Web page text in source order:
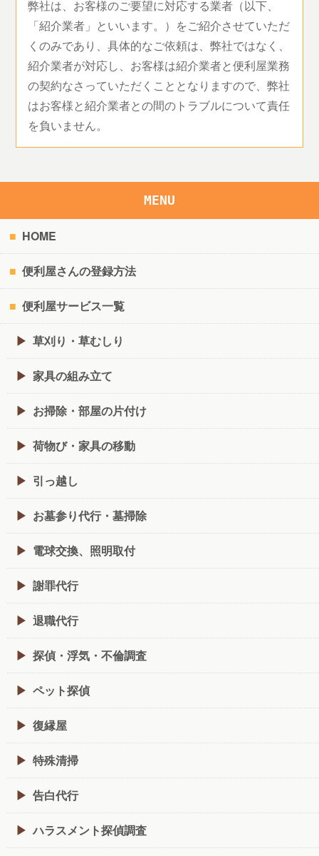
弊社は、お客様のご要望に対応する業者（以下、
「紹介業者」といいます。）をご紹介させていただ
くのみであり、具体的なご依頼は、弊社ではなく、
紹介業者が対応し、お客様は紹介業者と便利屋業務
の契約なさっていただくこととなりますので、弊社
はお客様と紹介業者との間のトラブルについて責任
を負いません。
MENU
HOME
便利屋さんの登録方法
便利屋サービス一覧
草刈り・草むしり
家具の組み立て
お掃除・部屋の片付け
荷物び・家具の移動
引っ越し
お墓参り代行・墓掃除
電球交換、照明取付
謝罪代行
退職代行
探偵・浮気・不倫調査
ペット探偵
復縁屋
特殊清掃
告白代行
ハラスメント探偵調査